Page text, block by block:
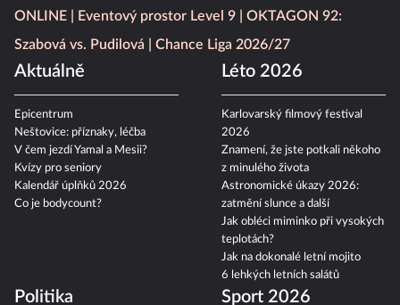
ONLINE
Eventový prostor Level 9
OKTAGON 92:
Szabová vs. Pudilová
Chance Liga 2026/27
Aktuálně
Epicentrum
Neštovice: příznaky, léčba
V čem jezdí Yamal a Mesii?
Kvízy pro seniory
Kalendář úplňků 2026
Co je bodycount?
Léto 2026
Karlovarský filmový festival
2026
Znamení, že jste potkali někoho
z minulého života
Astronomické úkazy 2026:
zatmění slunce a další
Jak obléci miminko při vysokých
teplotách?
Jak na dokonalé letní mojito
6 lehkých letních salátů
Politika Sport 2026